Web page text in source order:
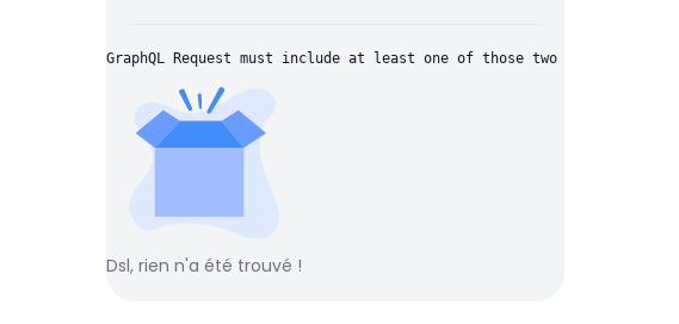
GraphQL Request must include at least one of those two parameters:
Dsl, rien n'a été trouvé !